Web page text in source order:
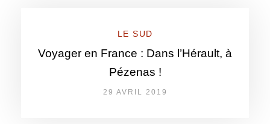
LE SUD
Voyager en France : Dans l’Hérault, à
Pézenas !
29 AVRIL 2019